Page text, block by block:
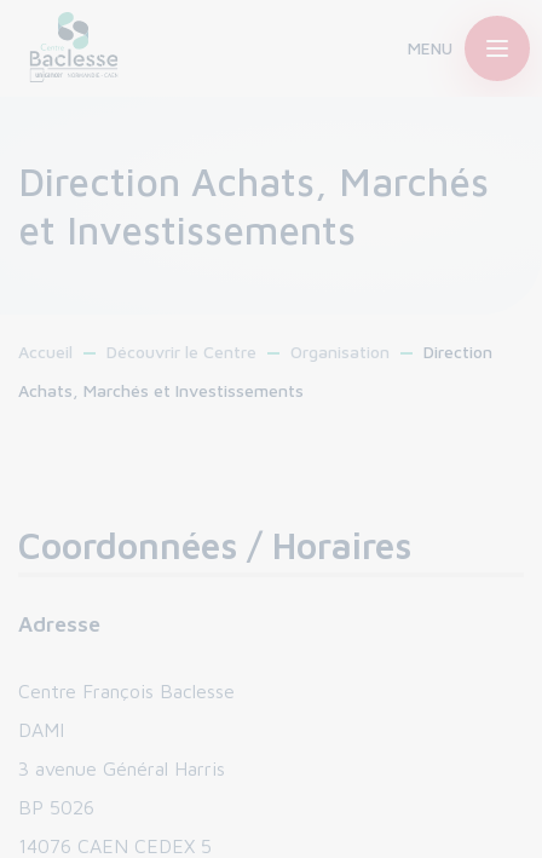
MENU
Direction Achats, Marchés
et Investissements
Accueil Découvrir le Centre Organisation
Direction
Achats, Marchés et Investissements
Coordonnées / Horaires
Adresse
Centre François Baclesse
DAMI
3 avenue Général Harris
BP 5026
14076 CAEN CEDEX 5